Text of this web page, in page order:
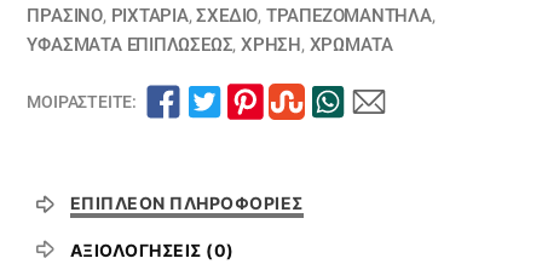
ΠΡΑΣΙΝΟ, ΡΙΧΤΆΡΙΑ,ΣΧΕΔΙΟ, ΤΡΑΠΕΖΟΜΆΝΤΗΛΑ,
ΥΦΆΣΜΑΤΑ ΕΠΙΠΛΏΣΕΩΣ, ΧΡΗΣΗ , ΧΡΏΜΑΤΑ
ΜΟΙΡΑΣΤΕΊΤΕ:
ΕΠΙΠΛΈΟΝ ΠΛΗΡΟΦΟΡΊΕΣ
ΑΞΙΟΛΟΓΉΣΕΙΣ (0)